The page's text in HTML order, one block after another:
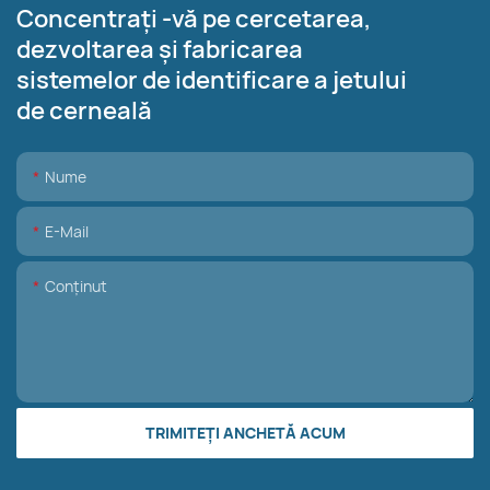
Concentrați -vă pe cercetarea,
dezvoltarea și fabricarea
sistemelor de identificare a jetului
de cerneală
Nume
E-Mail
Conţinut
TRIMITEȚI ANCHETĂ ACUM